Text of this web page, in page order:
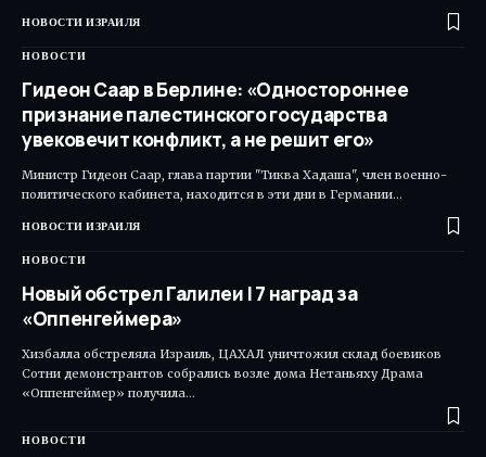
НОВОСТИ ИЗРАИЛЯ
НОВОСТИ
Гидеон Саар в Берлине: «Одностороннее
признание палестинского государства
увековечит конфликт, а не решит его»
Министр Гидеон Саар, глава партии "Тиква Хадаша", член военно-
политического кабинета, находится в эти дни в Германии…
НОВОСТИ ИЗРАИЛЯ
НОВОСТИ
Новый обстрел Галилеи | 7 наград за
«Оппенгеймера»
Хизбалла обстреляла Израиль, ЦАХАЛ уничтожил склад боевиков
Сотни демонстрантов собрались возле дома Нетаньяху Драма
«Оппенгеймер» получила…
НОВОСТИ